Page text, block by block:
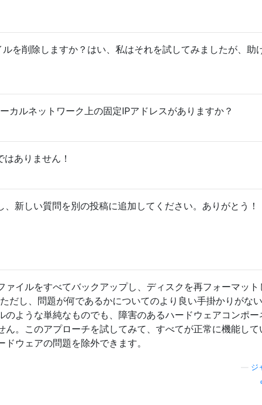
を削除しますか？はい、私はそれを試してみましたが、助
カルネットワーク上の固定IPアドレスがありますか？
ありません！
新しい質問を別の投稿に追加してください。ありがとう！
イルをすべてバックアップし、ディスクを再フォーマット
だし、問題が何であるかについてのより良い手掛かりがな
ような単純なものでも、障害のあるハードウェアコンポー
。このアプローチを試してみて、すべてが正常に機能して
ウェアの問題を除外できます。
ジ